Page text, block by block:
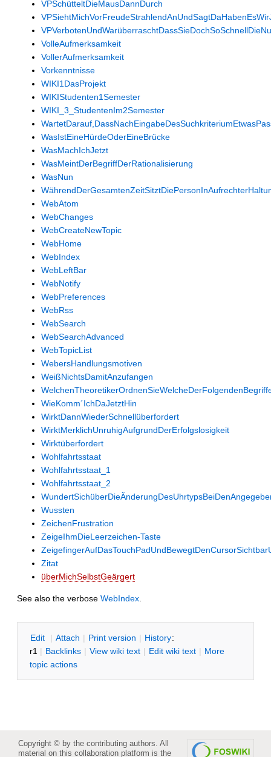
VPSchütteltDieMausDannDurch
VolleAufmerksamkeit
VollerAufmerksamkeit
Vorkenntnisse
WIKI1DasProjekt
WIKIStudenten1Semester
WIKI_3_StudentenIm2Semester
WasIstEineHürdeOderEineBrücke
WasMachIchJetzt
WasMeintDerBegriffDerRationalisierung
WasNun
WebAtom
WebChanges
WebCreateNewTopic
WebHome
WebIndex
WebLeftBar
WebNotify
WebPreferences
WebRss
WebSearch
WebSearchAdvanced
WebTopicList
WebersHandlungsmotiven
WeißNichtsDamitAnzufangen
WieKomm´IchDaJetztHin
WirktDannWiederSchnellüberfordert
WirktMerklichUnruhigAufgrundDerErfolgslosigkeit
Wirktüberfordert
Wohlfahrtsstaat
Wohlfahrtsstaat_1
Wohlfahrtsstaat_2
Wussten
ZeichenFrustration
ZeigeIhmDieLeerzeichen-Taste
Zitat
überMichSelbstGeärgert
See also the verbose WebIndex
Edit | Attach | Print version | History:
r1 | Backlinks | View wiki text | Edit wiki text | More
topic actions
Copyright © by the contributing authors. All
material on this collaboration platform is the